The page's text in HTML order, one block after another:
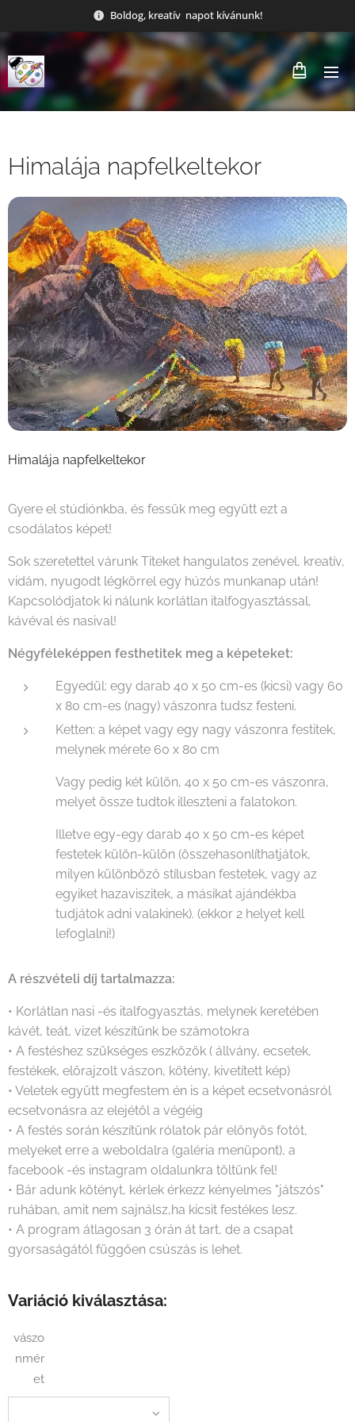
Boldog, kreatív napot kívánunk!
Himalája napfelkeltekor
Himalája napfelkeltekor
Gyere el stúdiónkba, és fessük meg együtt ezt a
csodálatos képet!
Sok szeretettel várunk Titeket hangulatos zenével, kreatív,
vidám, nyugodt légkörrel egy húzós munkanap után!
Kapcsolódjatok ki nálunk korlátlan italfogyasztással,
kávéval és nasival!
Négyféleképpen festhetitek meg a képeteket:
Egyedül: egy darab 40 x 50 cm-es (kicsi) vagy 60
x 80 cm-es (nagy) vászonra tudsz festeni.
Ketten: a képet vagy egy nagy vászonra festitek,
melynek mérete 60 x 80 cm
Vagy pedig két külön, 40 x 50 cm-es vászonra,
melyet össze tudtok illeszteni a falatokon.
Illetve egy-egy darab 40 x 50 cm-es képet
festetek külön-külön (összehasonlíthatjátok,
milyen különböző stílusban festetek, vagy az
egyiket hazaviszitek, a másikat ajándékba
tudjátok adni valakinek). (ekkor 2 helyet kell
lefoglalni!)
A részvételi díj tartalmazza:
• Korlátlan nasi -és italfogyasztás, melynek keretében
kávét, teát, vizet készítünk be számotokra
• A festéshez szükséges eszközök ( állvány, ecsetek,
festékek, előrajzolt vászon, kötény, kivetített kép)
• Veletek együtt megfestem én is a képet ecsetvonásról
ecsetvonásra az elejétől a végéig
• A festés során készítünk rólatok pár előnyös fotót,
melyeket erre a weboldalra (galéria menüpont), a
facebook -és instagram oldalunkra töltünk fel!
• Bár adunk kötényt, kérlek érkezz kényelmes "játszós"
ruhában, amit nem sajnálsz,ha kicsit festékes lesz.
• A program átlagosan 3 órán át tart, de a csapat
gyorsaságától függően csúszás is lehet.
Variáció kiválasztása:
vászo
nmér
et